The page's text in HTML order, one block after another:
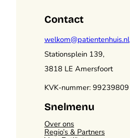
Contact
welkom@patientenhuis.nl
Stationsplein 139,
3818 LE Amersfoort
KVK-nummer: 99239809
Snelmenu
Over ons
Regio’s & Partners